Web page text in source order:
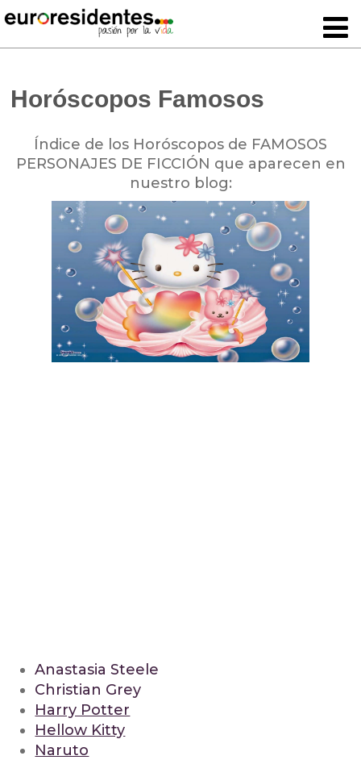
Horóscopos Famosos
Índice de los Horóscopos de FAMOSOS
PERSONAJES DE FICCIÓN que aparecen en
nuestro blog:
Anastasia Steele
Christian Grey
Harry Potter
Hellow Kitty
Naruto